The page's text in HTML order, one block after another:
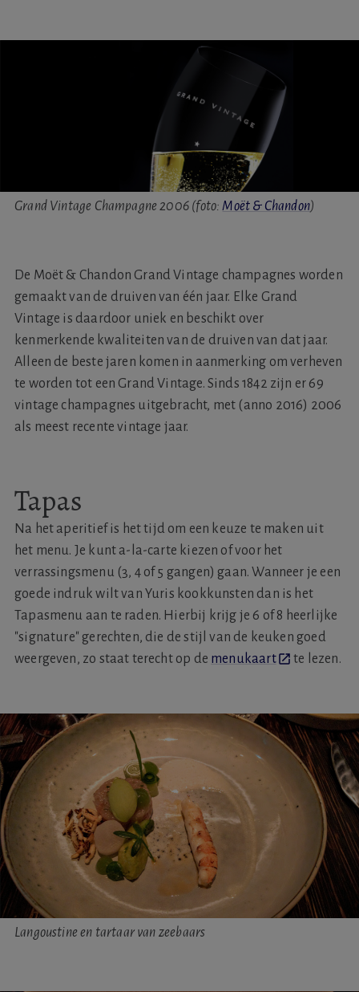
Grand Vintage Champagne 2006 (foto:Moët & Chandon)
De Moët & Chandon Grand Vintage champagnes worden
gemaakt van de druiven van één jaar. Elke Grand
Vintage is daardoor uniek en beschikt over
kenmerkende kwaliteiten van de druiven van dat jaar.
Alleen de beste jaren komen in aanmerking om verheven
te worden tot een Grand Vintage. Sinds 1842 zijn er 69
vintage champagnes uitgebracht, met (anno 2016) 2006
als meest recente vintage jaar.
Tapas
Na het aperitief is het tijd om een keuze te maken uit
het menu. Je kunt a-la-carte kiezen of voor het
verrassingsmenu (3, 4 of 5 gangen) gaan. Wanneer je een
goede indruk wilt van Yuris kookkunsten dan is het
Tapasmenu aan te raden. Hierbij krijg je 6 of 8 heerlijke
"signature" gerechten, die de stijl van de keuken goed
weergeven, zo staat terecht op de menukaart te lezen.
Langoustine en tartaar van zeebaars